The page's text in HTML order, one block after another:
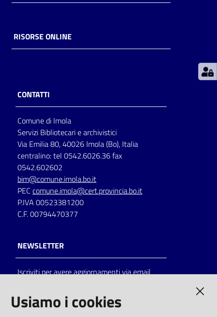
Decentrate
Seguici
su
on line
RISORSE ONLINE
CONTATTI
Comune di Imola
Servizi Bibliotecari e archivistici
Via Emilia 80, 40026 Imola (Bo), Italia
centralino: tel 0542.6026.36 fax
0542.602602
bim@comune.imola.bo.it
PEC comune.imola@cert.provincia.bo.it
P.IVA 00523381200
C.F. 00794470377
NEWSLETTER
Iscriviti per avere aggiornamenti via email
Usiamo i cookies